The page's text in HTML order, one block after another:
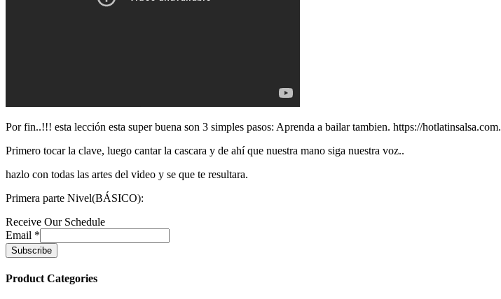
Por fin..!!! esta lección esta super buena son 3 simples pasos: Aprenda a bailar tambien. https://hotlatinsalsa.com.
Primero tocar la clave, luego cantar la cascara y de ahí que nuestra mano siga nuestra voz..
hazlo con todas las artes del video y se que te resultara.
Primera parte Nivel(BÁSICO):
Receive Our Schedule
Email *
Product Categories